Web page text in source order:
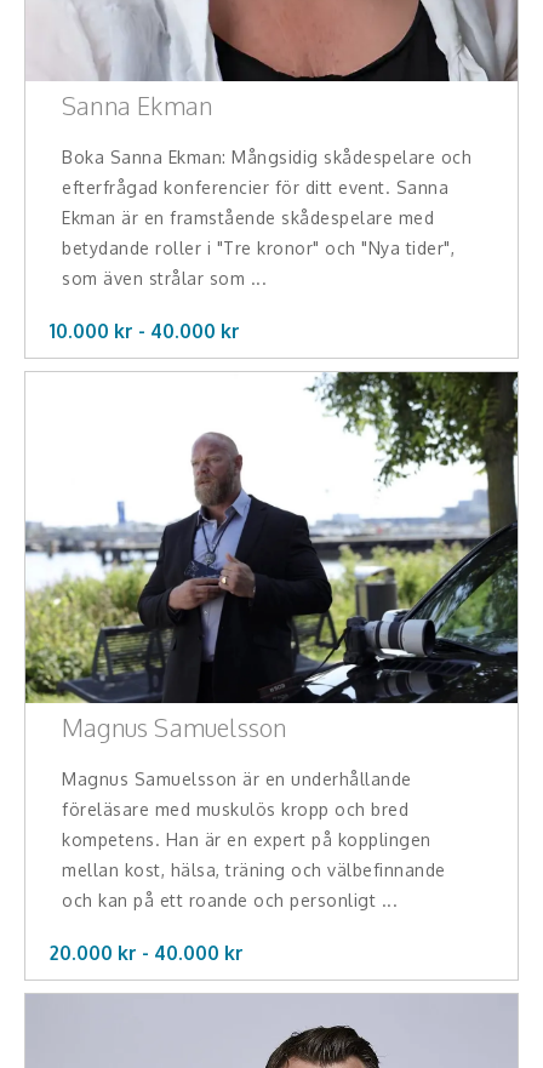
Sanna Ekman
Boka Sanna Ekman: Mångsidig skådespelare och
efterfrågad konferencier för ditt event. Sanna
Ekman är en framstående skådespelare med
betydande roller i "Tre kronor" och "Nya tider",
som även strålar som ...
10.000 kr - 40.000 kr
Magnus Samuelsson
Magnus Samuelsson är en underhållande
föreläsare med muskulös kropp och bred
kompetens. Han är en expert på kopplingen
mellan kost, hälsa, träning och välbefinnande
och kan på ett roande och personligt ...
20.000 kr - 40.000 kr